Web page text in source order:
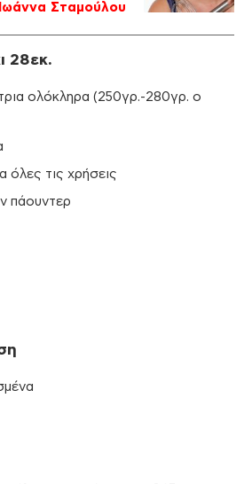
Σταμούλου
28εκ.
ολόκληρα (250γρ.-280γρ. ο
όλες τις χρήσεις
πάουντερ